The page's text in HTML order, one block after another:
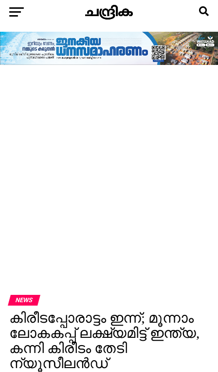
NEWS
കിരീടപ്പോരാട്ടം ഇന്ന്; മൂന്നാം
ലോകകപ്പ് ലക്ഷ്യമിട്ട് ഇന്ത്യ,
കന്നി കിരീടം തേടി
ന്യൂസീലന്‍ഡ്